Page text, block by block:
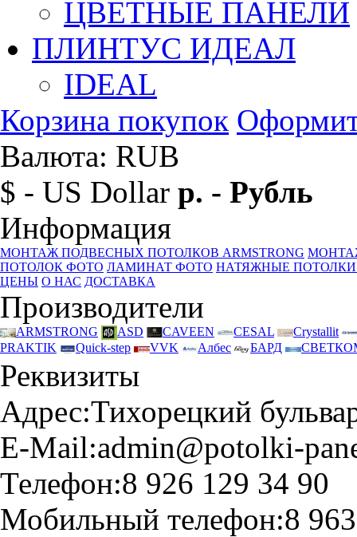
ЦВЕТНЫЕ ПАНЕЛИ
ПЛИНТУС ИДЕАЛ
IDEAL
Корзина покупок
Валюта: RUB
$ - US Dollar р. - Рубль
Информация
МОНТАЖ ПОДВЕСНЫХ ПОТОЛКОВ ARMSTRONG
ПОТОЛОК ФОТО ЛАМИНАТ ФОТО НАТЯЖНЫЕ ПОТОЛКИ
ЦЕНЫ О НАС ДОСТАВКА
Производители
ARMSTRONG ASD CAVEEN CESAL
Crystallit
PRAKTIK
Quick-step VVK Албес БАРД
Реквизиты
Адрес:Тихорецкий
E-Mail:admin@potolki-
Телефон:8 926 129 34 90
Мобильный телефон:8